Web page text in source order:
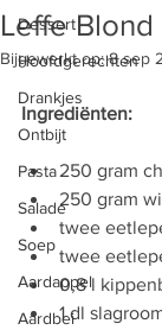
Dessert
Hoofdgerechten
Drankjes
Ontbijt
Pasta
Salade
Soep
Aardappel
Aardbei
Leffe Blond
Bijgewerkt op:8 sep
Ingrediënten:
250 gram
250 gram
twee
twee
0,8 l
1 dl